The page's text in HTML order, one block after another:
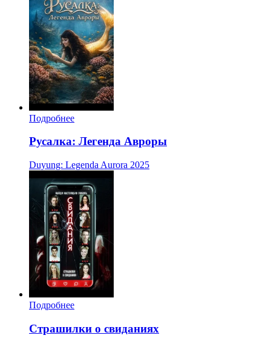
Подробнее
Русалка: Легенда Авроры
Duyung: Legenda Aurora 2025
Подробнее
Страшилки о свиданиях